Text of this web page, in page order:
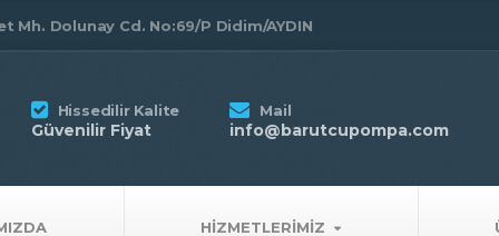
Mh. Dolunay Cd. No:69/P Didim/AYDIN
HIZMETLERIMIZ
Hissedilir Kalite
Güvenilir Fiyat
Mail
info@barutcupompa.com